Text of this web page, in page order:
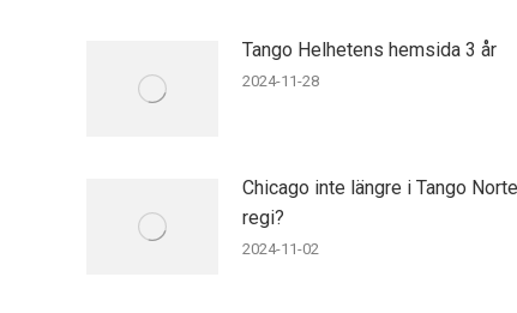
Tango Helhetens hemsida 3 år
2024-11-28
Chicago inte längre i Tango
regi?
2024-11-02